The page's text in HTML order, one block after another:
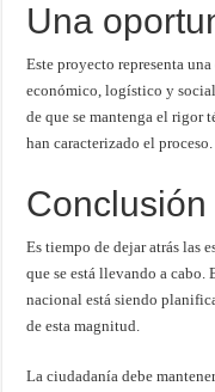
Una
Este proyecto representa
económico, logístico y
de que se mantenga el rigor
han caracterizado el proceso.
Conclusión
Es tiempo de dejar atrás las
que se está llevando a
nacional está siendo
de esta magnitud.
La ciudadanía debe